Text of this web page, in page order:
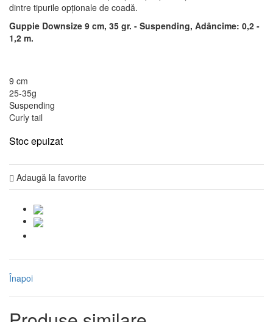
dintre tipurile opționale de coadă.
Guppie Downsize 9 cm, 35 gr. - Suspending, Adâncime: 0,2 -
1,2 m.
9 cm
25-35g
Suspending
Curly tail
Stoc epuizat
Adaugă la favorite
Înapoi